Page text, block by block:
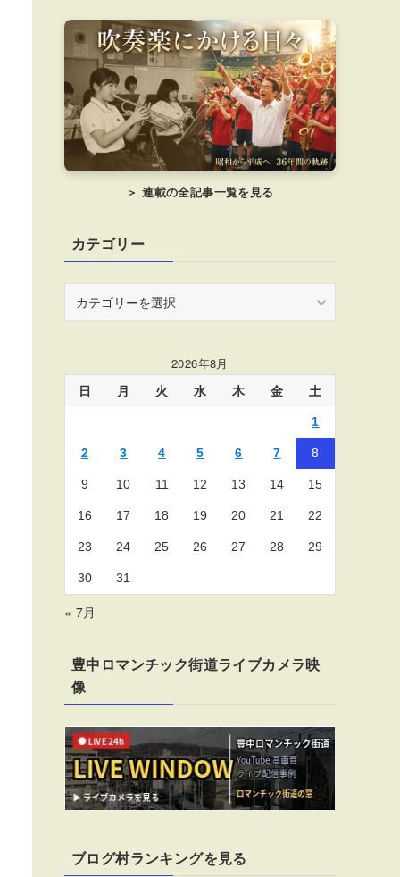
＞ 連載の全記事一覧を見る
カテゴリー
ー
2026年8月
日 月 火 水 木 金 土
1
2 3 4 5 6 7 8
9 10 11 12 13 14 15
16 17 18 19 20 21 22
23 24 25 26 27 28 29
30 31
« 7月
豊中ロマンチック街道ライブカメラ映
像
ブログ村ランキングを見る